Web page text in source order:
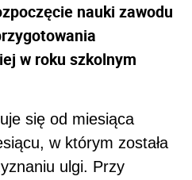
nauki zawodu
w roku szkolnym
się od miesiąca
w którym została
ulgi. Przy